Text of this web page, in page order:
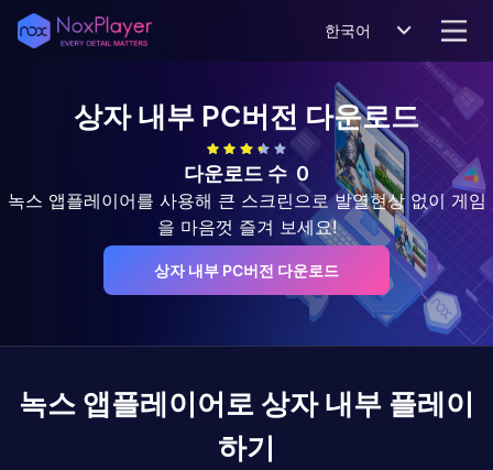
한국어
상자 내부 PC버전 다운로드
다운로드 수 0
녹스 앱플레이어를 사용해 큰 스크린으로 발열현상 없이 게임
을 마음껏 즐겨 보세요!
상자 내부 PC버전 다운로드
녹스 앱플레이어로 상자 내부 플레이
하기